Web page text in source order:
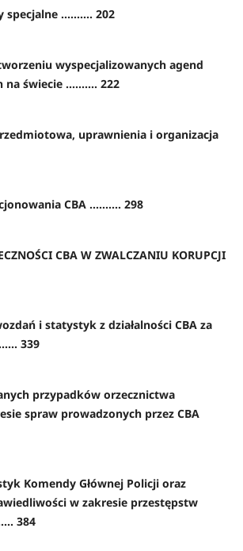
specjalne .......... 202
wyspecjalizowanych agend
świecie .......... 222
uprawnienia i organizacja
CBA .......... 298
CBA W ZWALCZANIU KORUPCJI
i statystyk z działalności CBA za
339
przypadków orzecznictwa
spraw prowadzonych przez CBA
Komendy Głównej Policji oraz
w zakresie przestępstw
384